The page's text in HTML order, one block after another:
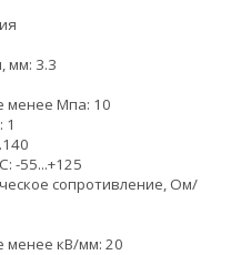
мм: 3.3
менее Мпа: 10
1
-55...+125
сопротивление, Ом/
менее кВ/мм: 20